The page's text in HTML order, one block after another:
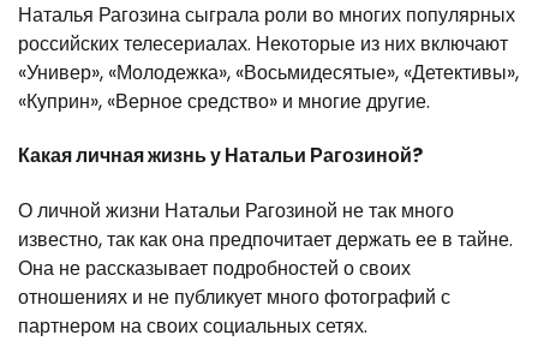
Наталья Рагозина сыграла роли во многих популярных
российских телесериалах. Некоторые из них включают
«Универ», «Молодежка», «Восьмидесятые», «Детективы»,
«Куприн», «Верное средство» и многие другие.
Какая личная жизнь у Натальи Рагозиной?
О личной жизни Натальи Рагозиной не так много
известно, так как она предпочитает держать ее в тайне.
Она не рассказывает подробностей о своих
отношениях и не публикует много фотографий с
партнером на своих социальных сетях.